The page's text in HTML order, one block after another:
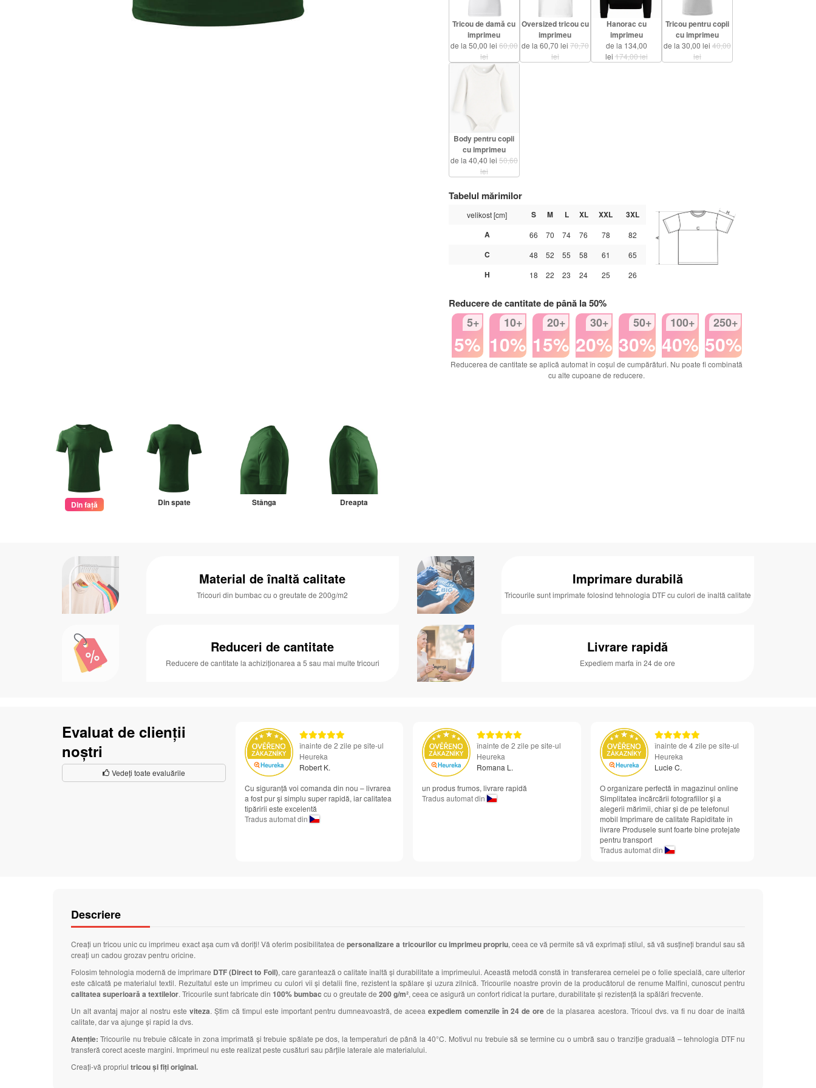
Din față Din spate Stânga Dreapta
Tricou de damă cu
imprimeu
de la 50,00 lei 60,00
lei
Oversized tricou cu
imprimeu
de la 60,70 lei 70,70
lei
Hanorac cu
imprimeu
de la 134,00
lei174,00 lei
Tricou pentru copii
cu imprimeu
de la 30,00 lei40,00
lei
Body pentru copii
cu imprimeu
de la 40,40 lei 50,60
lei
Tabelul mărimilor
velikost [cm] S M L XL XXL
3XL
A
66 70 74 76 78 82
C 48 52 55 58 61 65
H 18 22 23 24 25 26
Reducere de cantitate de până la 50%
5+
5%
10+
10%
20+
15%
30+
20%
50+
30%
100+
40%
250+
50%
Reducerea de cantitate se aplică automat în coșul de cumpărături. Nu poate fi combinată
cu alte cupoane de reducere.
Material de înaltă calitate
Tricouri din bumbac cu o greutate de 200g/m2
Imprimare durabilă
Tricourile sunt imprimate folosind tehnologia DTF cu culori de înaltă calitate
Reduceri de cantitate
Reducere de cantitate la achiziționarea a 5 sau mai multe tricouri
Livrare rapidă
Expediem marfa în 24 de ore
Evaluat de clienții
noștri
Vedeți toate evaluările
înainte de 2 zile pe site-ul
Heureka
Robert K.
Cu siguranță voi comanda din nou – livrarea
a fost pur și simplu super rapidă, iar calitatea
tipăririi este excelentă
Tradus automat din
înainte de 2 zile pe site-ul
Heureka
Romana L.
un produs frumos, livrare rapidă
Tradus automat din
înainte de 4 zile pe site-ul
Heureka
Lucie C.
O organizare perfectă în magazinul online
Simplitatea încărcării fotografiilor și a
alegerii mărimii, chiar și de pe telefonul
mobil Imprimare de calitate Rapiditate în
livrare Produsele sunt foarte bine protejate
pentru transport
Tradus automat din
Descriere
Creați un tricou unic cu imprimeu exact așa cum vă doriți! Vă oferim posibilitatea depersonalizare a tricourilor cu imprimeu propriu, ceea ce vă permite să vă exprimați stilul, să vă susțineți brandul sau să
creați un cadou grozav pentru oricine.
Folosim tehnologia modernă de imprimare DTF (Direct to Foil), care garantează o calitate înaltă și durabilitate a imprimeului. Această metodă constă în transferarea cernelei pe o folie specială, care ulterior
este călcată pe materialul textil. Rezultatul este un imprimeu cu culori vii și detalii fine, rezistent la spălare și uzura zilnică. Tricourile noastre provin de la producătorul de renume Malfini, cunoscut pentru
calitatea superioară a textilelor. Tricourile sunt fabricate din 100% bumbac cu o greutate de 200 g/m², ceea ce asigură un confort ridicat la purtare, durabilitate și rezistență la spălări frecvente.
Un alt avantaj major al nostru esteviteza. Știm că timpul este important pentru dumneavoastră, de aceeaexpediem comenzile în 24 de ore de la plasarea acestora. Tricoul dvs. va fi nu doar de înaltă
calitate, dar va ajunge și rapid la dvs.
Atenție: Tricourile nu trebuie călcate în zona imprimată și trebuie spălate pe dos, la temperaturi de până la 40°C. Motivul nu trebuie să se termine cu o umbră sau o tranziție graduală – tehnologia DTF nu
transferă corect aceste margini. Imprimeul nu este realizat peste cusături sau părțile laterale ale materialului.
Creați-vă propriul tricou și fiți original.